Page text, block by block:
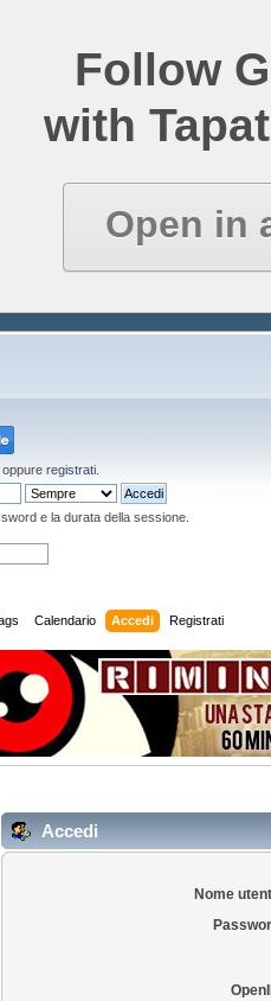
Follow
with
Open in
oppure registrati
e la durata della sessione.
Calendario Accedi Registrati
Accedi
Nome